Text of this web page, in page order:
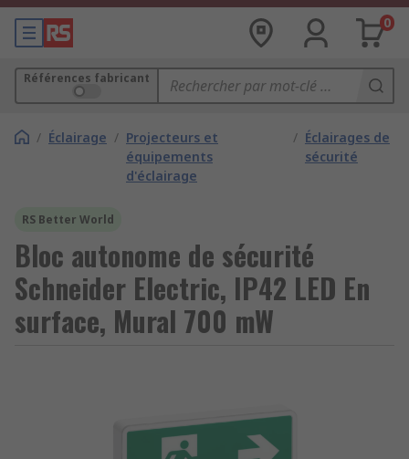
0
Références fabricant
/ Éclairage / Projecteurs et
équipements
d'éclairage
/ Éclairages de
sécurité
RS Better World
Bloc autonome de sécurité
Schneider Electric, IP42 LED En
surface, Mural 700 mW